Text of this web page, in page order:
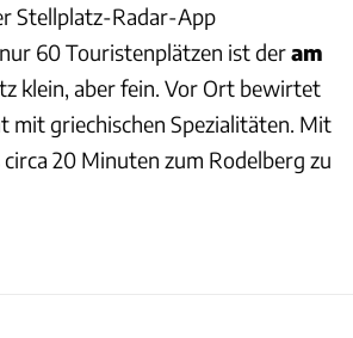
Stellplatz-Radar-App
60 Touristenplätzen ist deram
klein, aber fein. Vor Ort bewirtet
mit griechischen Spezialitäten. Mit
20 Minuten zum Rodelberg zu